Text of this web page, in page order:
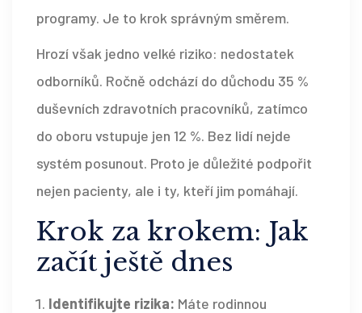
programy. Je to krok správným směrem.
Hrozí však jedno velké riziko: nedostatek
odborníků. Ročně odchází do důchodu 35 %
duševních zdravotních pracovníků, zatímco
do oboru vstupuje jen 12 %. Bez lidí nejde
systém posunout. Proto je důležité podpořit
nejen pacienty, ale i ty, kteří jim pomáhají.
Krok za krokem: Jak
začít ještě dnes
Identifikujte rizika: Máte rodinnou